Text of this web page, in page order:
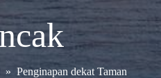
» Penginapan dekat Taman